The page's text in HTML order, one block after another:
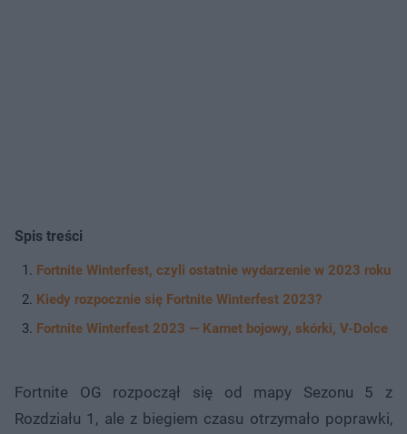
Spis treści
Fortnite Winterfest, czyli ostatnie wydarzenie w 2023 roku
Kiedy rozpocznie się Fortnite Winterfest 2023?
Fortnite Winterfest 2023 — Karnet bojowy, skórki, V-Dolce
Fortnite OG rozpoczął się od mapy Sezonu 5 z
Rozdziału 1, ale z biegiem czasu otrzymało poprawki,